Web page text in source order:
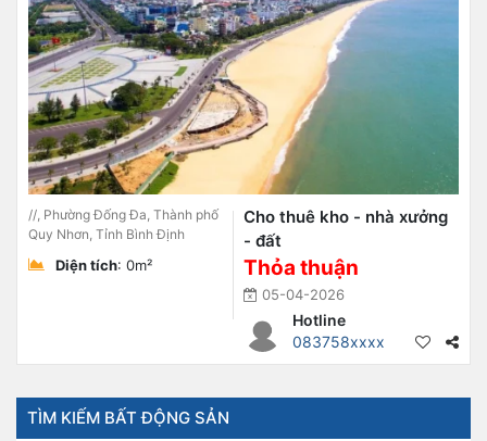
//, Phường Đống Đa, Thành phố
Quy Nhơn, Tỉnh Bình Định
Diện tích: 0m²
Cho thuê kho - nhà xưởng
- đất
Thỏa thuận
05-04-2026
Hotline
083758xxxx
TÌM KIẾM BẤT ĐỘNG SẢN